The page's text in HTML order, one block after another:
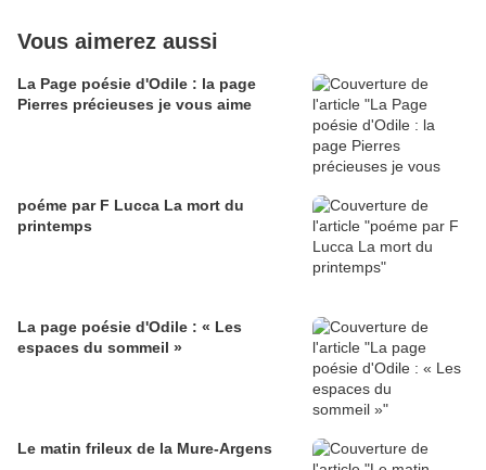
Vous aimerez aussi
La Page poésie d'Odile : la page
Pierres précieuses je vous aime
poéme par F Lucca La mort du
printemps
La page poésie d'Odile : « Les
espaces du sommeil »
Le matin frileux de la Mure-Argens